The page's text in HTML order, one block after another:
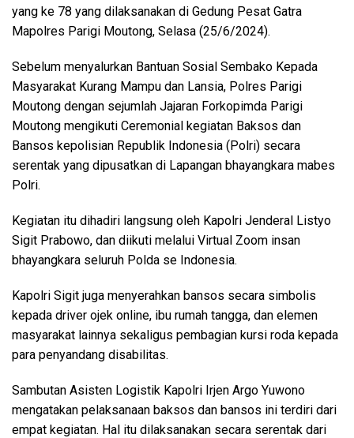
yang ke 78 yang dilaksanakan di Gedung Pesat Gatra
Mapolres Parigi Moutong, Selasa (25/6/2024).
Sebelum menyalurkan Bantuan Sosial Sembako Kepada
Masyarakat Kurang Mampu dan Lansia, Polres Parigi
Moutong dengan sejumlah Jajaran Forkopimda Parigi
Moutong mengikuti Ceremonial kegiatan Baksos dan
Bansos kepolisian Republik Indonesia (Polri) secara
serentak yang dipusatkan di Lapangan bhayangkara mabes
Polri.
Kegiatan itu dihadiri langsung oleh Kapolri Jenderal Listyo
Sigit Prabowo, dan diikuti melalui Virtual Zoom insan
bhayangkara seluruh Polda se Indonesia.
Kapolri Sigit juga menyerahkan bansos secara simbolis
kepada driver ojek online, ibu rumah tangga, dan elemen
masyarakat lainnya sekaligus pembagian kursi roda kepada
para penyandang disabilitas.
Sambutan Asisten Logistik Kapolri Irjen Argo Yuwono
mengatakan pelaksanaan baksos dan bansos ini terdiri dari
empat kegiatan. Hal itu dilaksanakan secara serentak dari